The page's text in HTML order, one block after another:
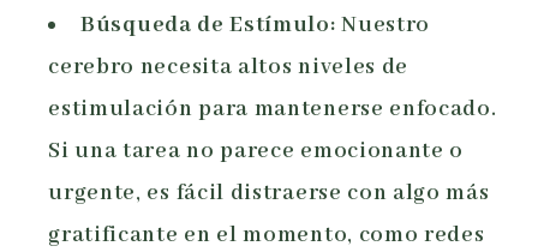
Búsqueda de Estímulo: Nuestro
cerebro necesita altos niveles de
estimulación para mantenerse enfocado.
Si una tarea no parece emocionante o
urgente, es fácil distraerse con algo más
gratificante en el momento, como redes